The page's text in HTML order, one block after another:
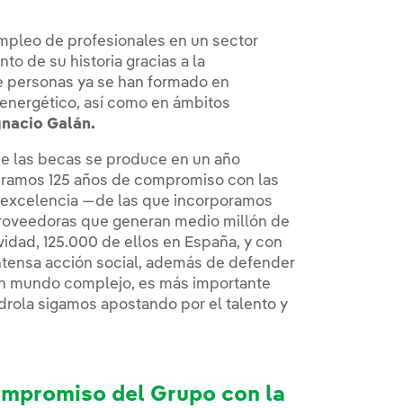
de profesionales en un sector
de su historia gracias a la
ya se han formado en
así como en ámbitos
Galán.
las becas se produce en un año
125 años de compromiso con las
—de las que incorporamos
que generan medio millón de
125.000 de ellos en España, y con
acción social, además de defender
mundo complejo, es más importante
sigamos apostando por el talento y
del Grupo con la